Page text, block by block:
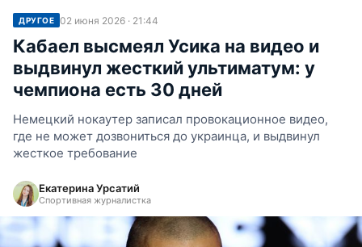
ДРУГОЕ 02 июня 2026 · 21:44
Кабаел высмеял Усика на видео и
выдвинул жесткий ультиматум: у
чемпиона есть 30 дней
Немецкий нокаутер записал провокационное видео,
где не может дозвониться до украинца, и выдвинул
жесткое требование
Екатерина Урсатий
Спортивная журналистка